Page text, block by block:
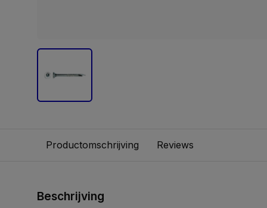
Productomschrijving Reviews
Beschrijving